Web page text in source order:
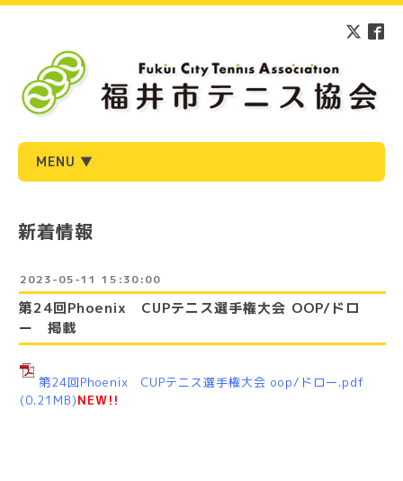
MENU ▼
新着情報
2023-05-11 15:30:00
第24回Phoenix CUPテニス選手権大会 OOP/ドロ
ー 掲載
第24回Phoenix CUPテニス選手権大会 oop/ドロー.pdf
(0.21MB)NEW!!